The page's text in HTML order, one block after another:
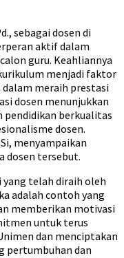
sebagai dosen di
aktif dalam
guru. Keahliannya
menjadi faktor
dalam meraih prestasi
dosen menunjukkan
berkualitas
dosen.
menyampaikan
dosen tersebut.
yang telah diraih oleh
adalah contoh yang
memberikan motivasi
untuk terus
dan menciptakan
pertumbuhan dan